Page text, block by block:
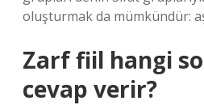
oluşturmak da mümkündür:
Zarf fiil hangi
cevap verir?